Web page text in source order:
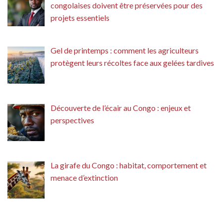
congolaises doivent être préservées pour des
projets essentiels
Gel de printemps : comment les agriculteurs
protègent leurs récoltes face aux gelées tardives
Découverte de l’écair au Congo : enjeux et
perspectives
La girafe du Congo : habitat, comportement et
menace d’extinction